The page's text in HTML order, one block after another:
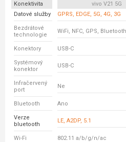
Konektivita vivo V21 5G
Datové služby
GPRS, EDGE, 5G, 4G, 3G
Bezdrátové
technologie
WiFi, NFC, GPS, Bluetooth
Konektory USB-C
Systémový
konektor
USB-C
Infračervený
port
Ne
Bluetooth Ano
Verze
bluetooth
LE, A2DP, 5.1
Wi-Fi 802.11 a/b/g/n/ac